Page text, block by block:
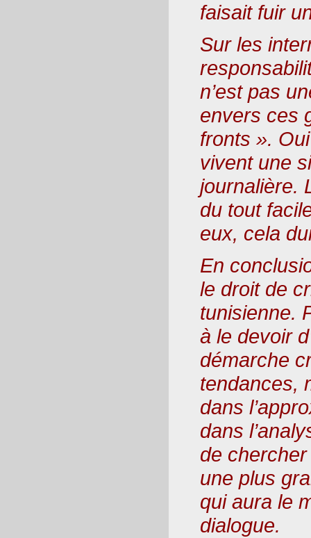
faisait fuir
Sur les
n’est pas
envers ces
fronts ».
vivent une
journalière.
du tout
eux, cela
En
le droit de
tunisienne.
à le devoir
démarche
tendances,
dans
dans
de
une plus
qui aura le
dialogue.